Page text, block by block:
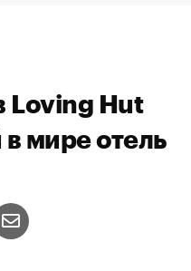
Loving Hut
мире отель